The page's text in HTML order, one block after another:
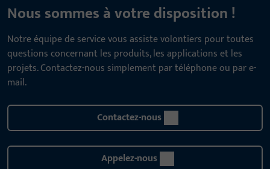
Nous sommes à votre disposition !
Notre équipe de service vous assiste volontiers pour toutes
questions concernant les produits, les applications et les
projets. Contactez-nous simplement par téléphone ou par e-
mail.
Contactez-nous
Appelez-nous